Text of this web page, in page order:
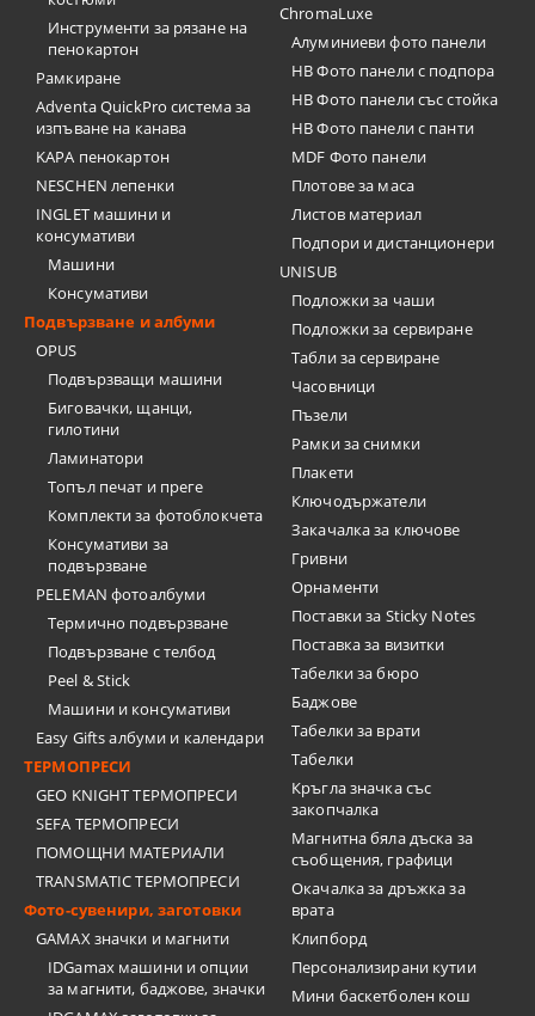
Инструменти за рязане на
пенокартон
Рамкиране
Adventa QuickPro система за
изпъване на канава
KAPA пенокартон
NESCHEN лепенки
INGLET машини и
консумативи
Машини
Консумативи
Подвързване и албуми
OPUS
Подвързващи машини
Биговачки, щанци,
гилотини
Ламинатори
Топъл печат и преге
Комплекти за фотоблокчета
Консумативи за
подвързване
PELEMAN фотоалбуми
Термично подвързване
Подвързване с телбод
Peel & Stick
Машини и консумативи
Easy Gifts албуми и календари
ТЕРМОПРЕСИ
GEO KNIGHT ТЕРМОПРЕСИ
SEFA ТЕРМОПРЕСИ
ПОМОЩНИ МАТЕРИАЛИ
TRANSMATIC ТЕРМОПРЕСИ
Фото-сувенири, заготовки
GAMAX значки и магнити
IDGamax машини и опции
за магнити, баджове, значки
ChromaLuxe
Алуминиеви фото панели
HB Фото панели с подпора
HB Фото панели със стойка
HB Фото панели с панти
MDF Фото панели
Плотове за маса
Листов материал
Подпори и дистанционери
UNISUB
Подложки за чаши
Подложки за сервиране
Табли за сервиране
Часовници
Пъзели
Рамки за снимки
Плакети
Ключодържатели
Закачалка за ключове
Гривни
Орнаменти
Поставки за Sticky Notes
Поставка за визитки
Tабелки за бюро
Баджове
Табелки за врати
Табелки
Кръгла значка със
закопчалка
Магнитна бяла дъска за
съобщения, графици
Окачалка за дръжка за
врата
Клипборд
Персонализирани кутии
Мини баскетболен кош